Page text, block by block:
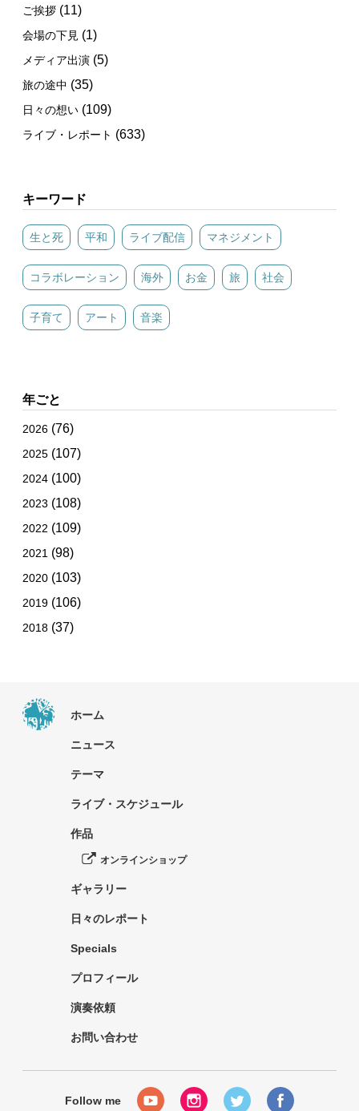
ご挨拶 (11)
会場の下見 (1)
メディア出演 (5)
旅の途中 (35)
日々の想い (109)
ライブ・レポート (633)
キーワード
生と死 平和 ライブ配信 マネジメント
コラボレーション 海外 お金 旅 社会
子育て アート 音楽
年ごと
2026 (76)
2025 (107)
2024 (100)
2023 (108)
2022 (109)
2021 (98)
2020 (103)
2019 (106)
2018 (37)
ホーム
ニュース
テーマ
ライブ・スケジュール
作品
オンラインショップ
ギャラリー
日々のレポート
Specials
プロフィール
演奏依頼
お問い合わせ